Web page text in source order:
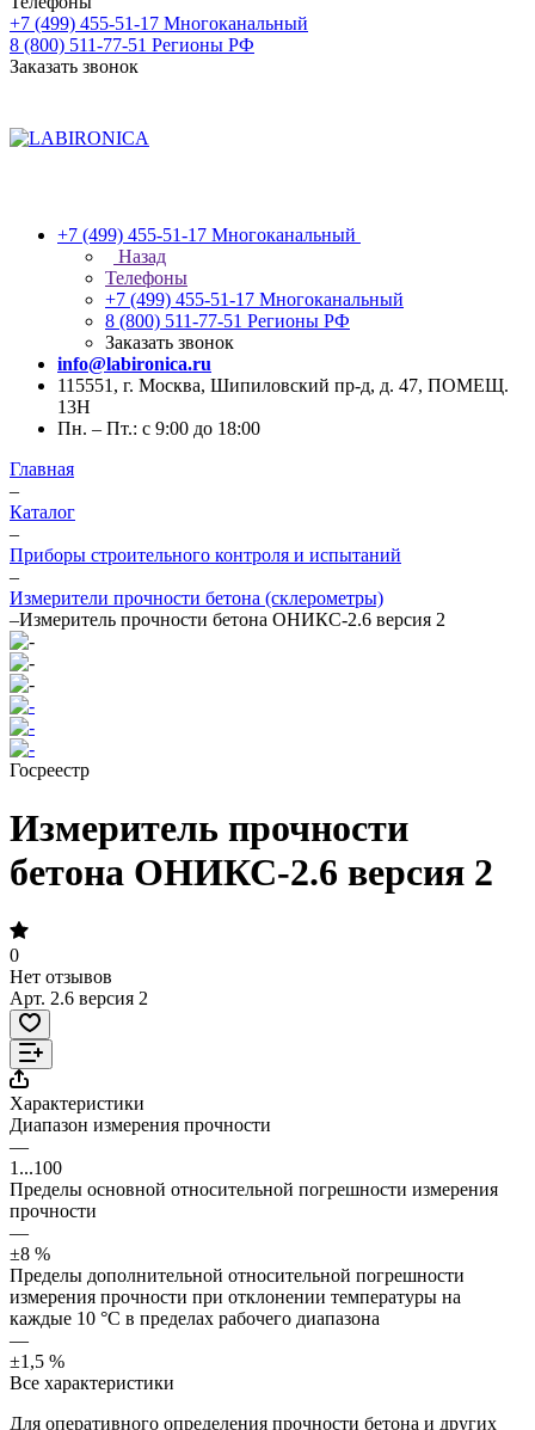
+7 (499) 455-51-17 Многоканальный
8 (800) 511-77-51 Регионы РФ
Заказать звонок
+7 (499) 455-51-17 Многоканальный
Назад
Телефоны
+7 (499) 455-51-17 Многоканальный
8 (800) 511-77-51 Регионы РФ
Заказать звонок
info@labironica.ru
115551, г. Москва, Шипиловский пр-д, д. 47, ПОМЕЩ.
13Н
Пн. – Пт.: с 9:00 до 18:00
Главная
–
Каталог
–
Приборы строительного контроля и испытаний
–
Измерители прочности бетона (склерометры)
–Измеритель прочности бетона ОНИКС-2.6 версия 2
Госреестр
Измеритель прочности
бетона ОНИКС-2.6 версия 2
0
Нет отзывов
Арт. 2.6 версия 2
Характеристики
Диапазон измерения прочности
—
1...100
Пределы основной относительной погрешности измерения
прочности
—
±8 %
Пределы дополнительной относительной погрешности
измерения прочности при отклонении температуры на
каждые 10 °С в пределах рабочего диапазона
—
±1,5 %
Все характеристики
Для оперативного определения прочности бетона и других